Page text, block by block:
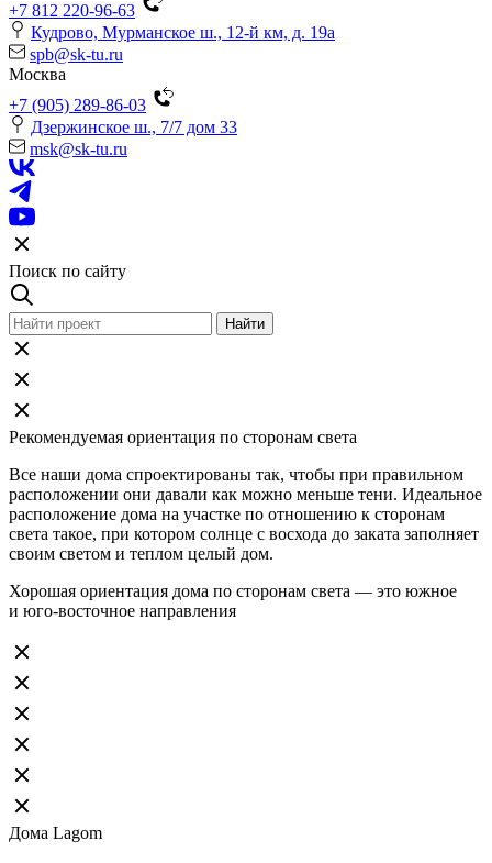
+7 812 220-96-63
Кудрово, Мурманское ш., 12-й км, д. 19a
spb@sk-tu.ru
Москва
+7 (905) 289-86-03
Дзержинское ш., 7/7 дом 33
msk@sk-tu.ru
Поиск по сайту
Рекомендуемая ориентация по сторонам света
Все наши дома спроектированы так, чтобы при правильном
расположении они давали как можно меньше тени. Идеальное
расположение дома на участке по отношению к сторонам
света такое, при котором солнце с восхода до заката заполняет
своим светом и теплом целый дом.
Хорошая ориентация дома по сторонам света — это южное
и юго-восточное направления
Дома Lagom